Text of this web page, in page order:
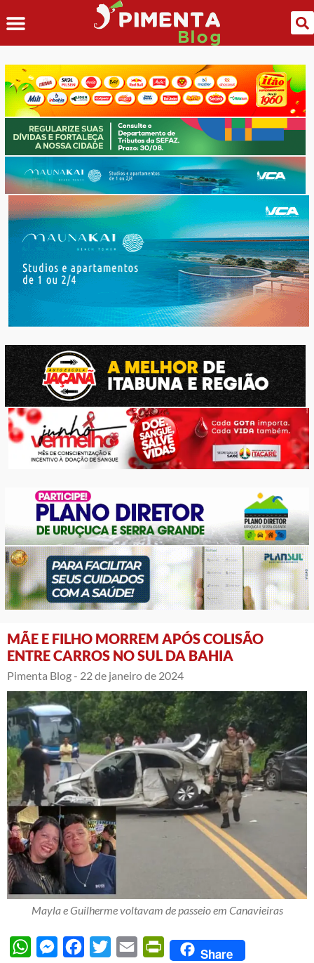
MÃE E FILHO MORREM APÓS COLISÃO
ENTRE CARROS NO SUL DA BAHIA
Pimenta Blog - 22 de janeiro de 2024
Mayla e Guilherme voltavam de passeio em Canavieiras
WhatsAppMessengerFacebook
Twitter Email PrintFriendly
Share